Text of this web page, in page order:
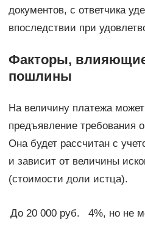
документов, с ответчика
впоследствии при
Факторы,
пошлины
На величину платежа
предъявление требования
Она будет рассчитан с
и зависит от величины
(стоимости доли истца).
До 20 000 руб.
4%, но не